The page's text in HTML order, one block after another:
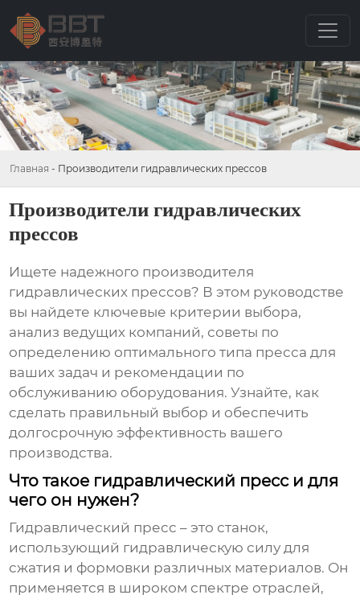
Главная - Производители гидравлических прессов
Производители гидравлических
прессов
Ищете надежного производителя
гидравлических прессов? В этом руководстве
вы найдете ключевые критерии выбора,
анализ ведущих компаний, советы по
определению оптимального типа пресса для
ваших задач и рекомендации по
обслуживанию оборудования. Узнайте, как
сделать правильный выбор и обеспечить
долгосрочную эффективность вашего
производства.
Что такое гидравлический пресс и для
чего он нужен?
Гидравлический пресс – это станок,
использующий гидравлическую силу для
сжатия и формовки различных материалов. Он
применяется в широком спектре отраслей,